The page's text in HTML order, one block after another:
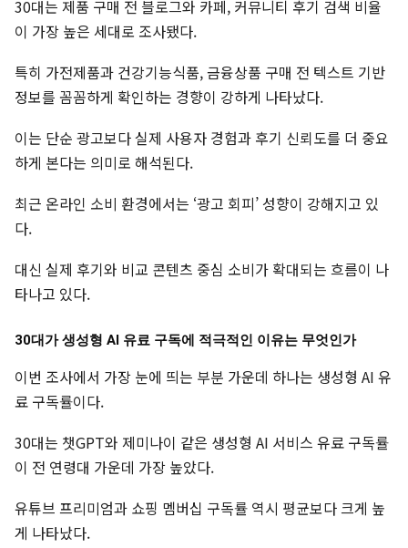
30대는 제품 구매 전 블로그와 카페, 커뮤니티 후기 검색 비율
이 가장 높은 세대로 조사됐다.
특히 가전제품과 건강기능식품, 금융상품 구매 전 텍스트 기반
정보를 꼼꼼하게 확인하는 경향이 강하게 나타났다.
이는 단순 광고보다 실제 사용자 경험과 후기 신뢰도를 더 중요
하게 본다는 의미로 해석된다.
최근 온라인 소비 환경에서는 ‘광고 회피’ 성향이 강해지고 있
다.
대신 실제 후기와 비교 콘텐츠 중심 소비가 확대되는 흐름이 나
타나고 있다.
30대가 생성형 AI 유료 구독에 적극적인 이유는 무엇인가
이번 조사에서 가장 눈에 띄는 부분 가운데 하나는 생성형 AI 유
료 구독률이다.
30대는 챗GPT와 제미나이 같은 생성형 AI 서비스 유료 구독률
이 전 연령대 가운데 가장 높았다.
유튜브 프리미엄과 쇼핑 멤버십 구독률 역시 평균보다 크게 높
게 나타났다.